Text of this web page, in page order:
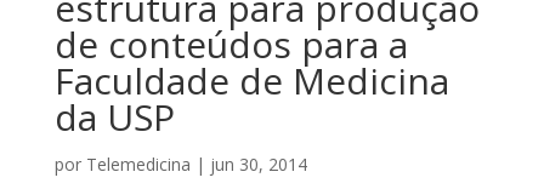
de conteúdos para a
Faculdade de Medicina
da USP
por Telemedicina | jun 30, 2014